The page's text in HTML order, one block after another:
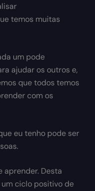
temos muitas
um pode
ajudar os outros e,
que todos temos
com os
eu tenho pode ser
aprender. Desta
ciclo positivo de